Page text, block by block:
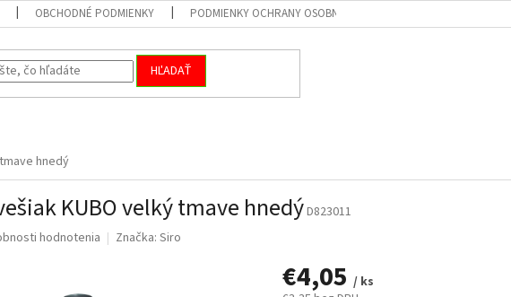
OBCHODNÉ PODMIENKY PODMIENKY OCHRANY OSOBNÝCH ÚDAJOV
HĽADAŤ
hnedý
KUBO velký tmave hnedýD823011
hodnotenia Značka: Siro
€4,05 / ks